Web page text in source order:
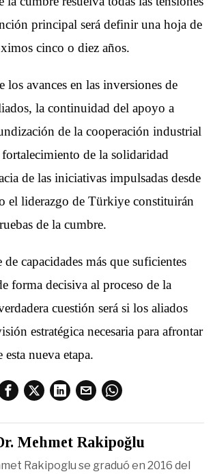
principal será definir una hoja de
cinco o diez años.
los avances en las inversiones de
la continuidad del apoyo a
de la cooperación industrial
de la solidaridad
de las iniciativas impulsadas desde
el liderazgo de Türkiye constituirán
de la cumbre.
capacidades más que suficientes
forma decisiva al proceso de la
cuestión será si los aliados
estratégica necesaria para afrontar
esta nueva etapa.
Mehmet Rakipoğlu
Rakipoglu se graduó en 2016 del